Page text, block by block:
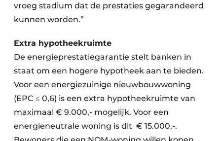
vroeg stadium dat de prestaties gegarandeerd
kunnen worden.”
Extra hypotheekruimte
De energieprestatiegarantie stelt banken in
staat om een hogere hypotheek aan te bieden.
Voor een energiezuinige nieuwbouwwoning
(EPC ≤ 0,6) is een extra hypotheekruimte van
maximaal € 9.000,- mogelijk. Voor een
energieneutrale woning is dit € 15.000,-.